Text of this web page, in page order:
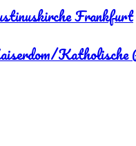
Frankfurt
Katholische